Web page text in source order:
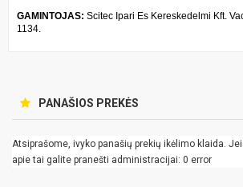
GAMINTOJAS: Scitec Ipari Es Kereskedelmi Kft.
1134.
PANAŠIOS PREKĖS
Atsiprašome, ivyko panašių prekių ikėlimo klaida.
apie tai galite pranešti administracijai: 0 error